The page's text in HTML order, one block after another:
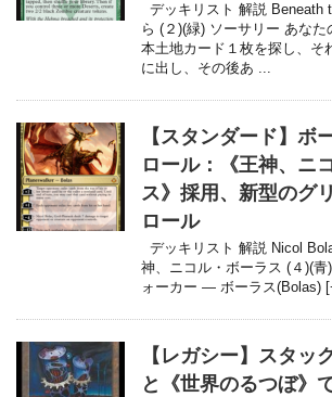
デッキリスト 解説 Beneath
ら (２)(緑) ソーサリー あな
本土地カード１枚を探し、そ
に出し、その後あ ...
【スタンダード】ボ
ロール：《王神、ニ
ス》採用、新型のグ
ロール
デッキリスト 解説 Nicol
神、ニコル・ボーラス (４)(青
ォーカー — ボーラス(Bolas)
【レガシー】スタッ
と《世界のるつぼ》